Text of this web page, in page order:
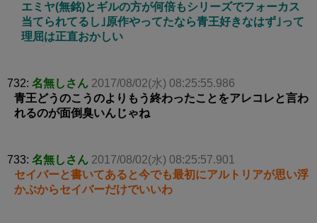
エミヤ(無銘)とギルの方が何倍もシリーズでフォーカス
当てられてるし｣原作やってたなら青王好きなはず｣って
理屈は正直おかしい
732: 名無しさん 2017/08/02(水) 08:25:55.986
青王どうのこうのよりもう終わったことをアレコレと言わ
れるのが面倒臭いんじゃね
733: 名無しさん 2017/08/02(水) 08:25:57.901
セイバーと書いてあると今でも最初にアルトリアが思い浮
かぶからセイバーだけでいいわ